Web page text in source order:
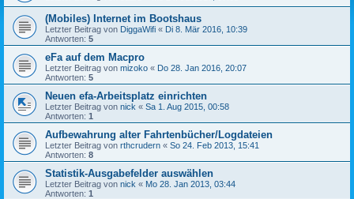
(Mobiles) Internet im Bootshaus
Letzter Beitrag von DiggaWifi « Di 8. Mär 2016, 10:39
Antworten: 5
eFa auf dem Macpro
Letzter Beitrag von mizoko « Do 28. Jan 2016, 20:07
Antworten: 5
Neuen efa-Arbeitsplatz einrichten
Letzter Beitrag von nick « Sa 1. Aug 2015, 00:58
Antworten: 1
Aufbewahrung alter Fahrtenbücher/Logdateien
Letzter Beitrag von rthcrudern « So 24. Feb 2013, 15:41
Antworten: 8
Statistik-Ausgabefelder auswählen
Letzter Beitrag von nick « Mo 28. Jan 2013, 03:44
Antworten: 1